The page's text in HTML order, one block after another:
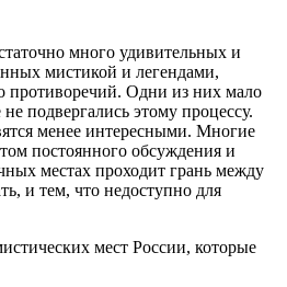
много удивительных и
мистикой и легендами,
противоречий. Одни из них мало
подвергались этому процессу.
менее интересными. Многие
постоянного обсуждения и
местах проходит грань между
и тем, что недоступно для
мест России, которые